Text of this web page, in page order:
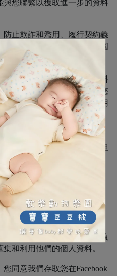
您聯繫以獲取進一步的資料
止欺詐和濫用、履行契約義
本公司將保留並於必要範圍
雖拒絕提供必要之個人資料
知悉您無任何義務應提供您
私權政策，請立即停止使用
持續使用將被視為同意本隱
之利用。
您的個人資料給第三方，但
人資料交付第三人：
約義務之必要；
您所要求的產品或服務；
的情況下；
管機關之命令或要求
的個人資料，您必須自行負
和利用他們的個人資料。
同意我們存取您在Facebook